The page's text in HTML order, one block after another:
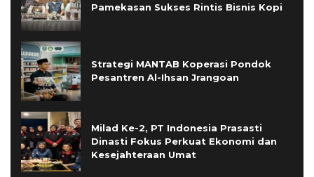
Pamekasan Sukses Rintis Bisnis Kopi
Strategi MANTAB Koperasi Pondok
Pesantren Al-Ihsan Jrangoan
Milad Ke-2, PT Indonesia Prasasti
Dinasti Fokus Perkuat Ekonomi dan
Kesejahteraan Umat